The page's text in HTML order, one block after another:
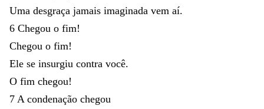
Uma desgraça jamais imaginada vem aí.
6 Chegou o fim!
Chegou o fim!
Ele se insurgiu contra você.
O fim chegou!
7 A condenação chegou